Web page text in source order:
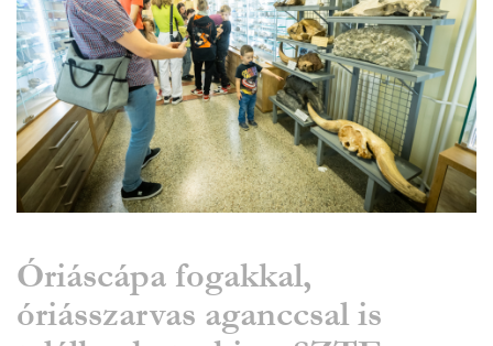
Óriáscápa fogakkal,
óriásszarvas aganccsal is